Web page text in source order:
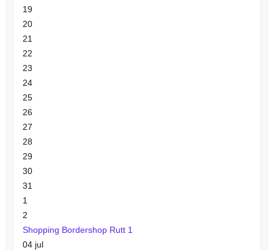
19
20
21
22
23
24
25
26
27
28
29
30
31
1
2
Shopping Bordershop Rutt 1
04 jul